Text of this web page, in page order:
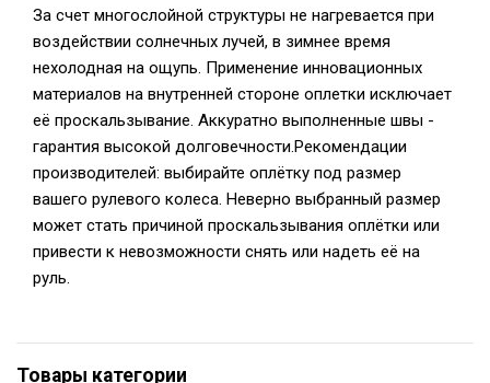
За счет многослойной структуры не нагревается при
воздействии солнечных лучей, в зимнее время
нехолодная на ощупь. Применение инновационных
материалов на внутренней стороне оплетки исключает
её проскальзывание. Аккуратно выполненные швы -
гарантия высокой долговечности.Рекомендации
производителей: выбирайте оплётку под размер
вашего рулевого колеса. Неверно выбранный размер
может стать причиной проскальзывания оплётки или
привести к невозможности снять или надеть её на
руль.
Товары категории